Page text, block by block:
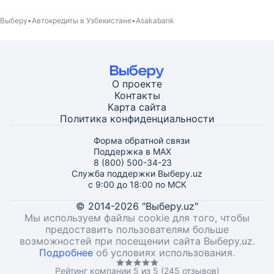
Выберу Автокредиты в Узбекистане Asakabank
О проекте
Контакты
Карта сайта
Политика конфиденциальности
Форма обратной связи
Поддержка в MAX
8 (800) 500-34-23
Служба поддержки Выберу.uz
с 9:00 до 18:00 по МСК
© 2014-2026 "Выберу.uz"
Мы используем файлы cookie для того, чтобы
предоставить пользователям больше
возможностей при посещении сайта Выберу.uz.
Подробнее об условиях использования.
Рейтинг компании 5 из 5 (245 отзывов)